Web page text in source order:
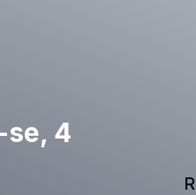
se, 4